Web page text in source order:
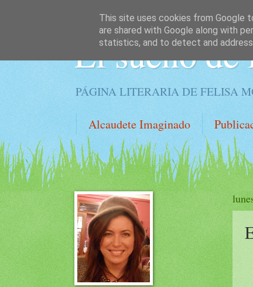
El sueño de
PÁGINA LITERARIA DE FELISA
Alcaudete Imaginado
This site uses cookies from Google
are shared with Google along with
statistics, and to detect and address